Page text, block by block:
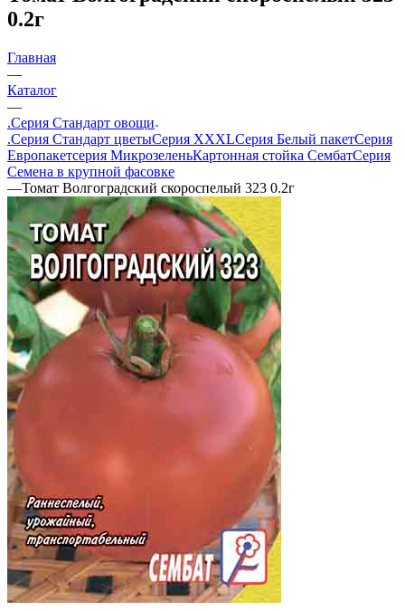
0.2г
Главная
—
Каталог
—
.Серия Стандарт овощи
.Серия Стандарт цветыСерия XXXLСерия Белый пакетСерия
Европакетсерия МикрозеленьКартонная стойка СембатСерия
Семена в крупной фасовке
—Томат Волгоградский скороспелый 323 0.2г